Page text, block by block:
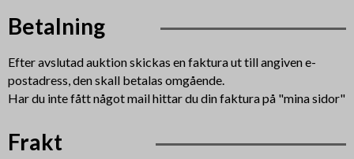
Betalning
Efter avslutad auktion skickas en faktura ut till angiven e-
postadress, den skall betalas omgående.
Har du inte fått något mail hittar du din faktura på "mina sidor"
Frakt